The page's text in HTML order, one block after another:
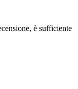
è sufficiente